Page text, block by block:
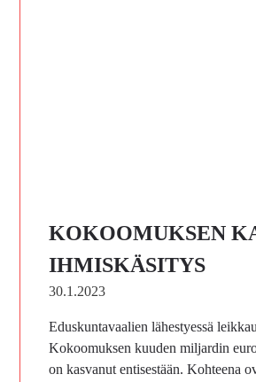
KOKOOMUKSEN
IHMISKÄSITYS
30.1.2023
Eduskuntavaalien lähestyessä
Kokoomuksen kuuden miljardin
on kasvanut entisestään. Kohteena